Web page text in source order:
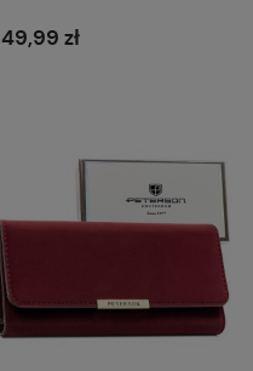
P240 czerwony
49,99 zł